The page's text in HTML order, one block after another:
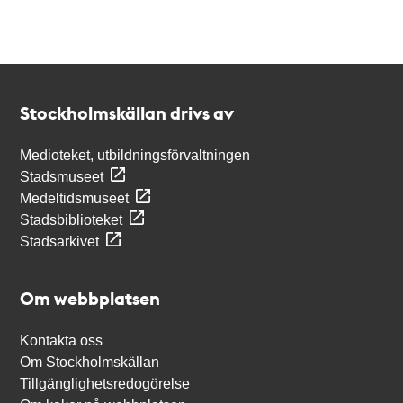
Stockholmskällan drivs av
Medioteket, utbildningsförvaltningen
Stadsmuseet
Medeltidsmuseet
Stadsbiblioteket
Stadsarkivet
Om webbplatsen
Kontakta oss
Om Stockholmskällan
Tillgänglighetsredogörelse